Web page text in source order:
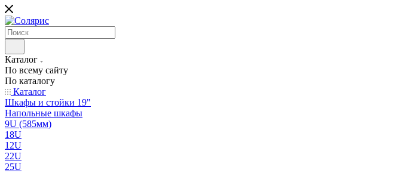
Каталог
По всему сайту
По каталогу
Каталог
Шкафы и стойки 19"
Напольные шкафы
9U (585мм)
18U
12U
22U
25U